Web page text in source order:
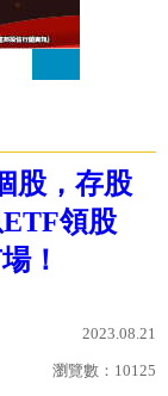
股，存股
領股
！
2023.08.21
瀏覽數： 10125